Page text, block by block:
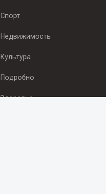
Спорт
Недвижимость
Культура
Подробно
Здоровье